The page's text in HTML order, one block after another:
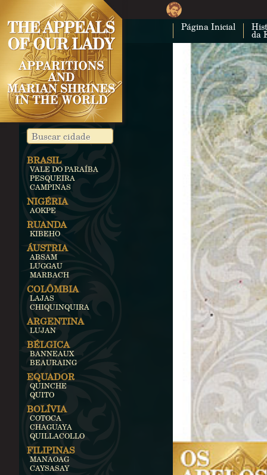
Página Inicial
da
BRASIL
VALE DO PARAÍBA
PESQUEIRA
CAMPINAS
NIGÉRIA
AOKPE
RUANDA
KIBEHO
ÁUSTRIA
ABSAM
LUGGAU
MARBACH
COLÔMBIA
LAJAS
CHIQUINQUIRA
ARGENTINA
LUJAN
BÉLGICA
BANNEAUX
BEAURAING
EQUADOR
QUINCHE
QUITO
BOLÍVIA
COTOCA
CHAGUAYA
QUILLACOLLO
FILIPINAS
MANAOAG
CAYSASAY